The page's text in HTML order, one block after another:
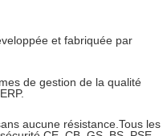
et fabriquée par
de gestion de la qualité
aucune résistance. Tous les